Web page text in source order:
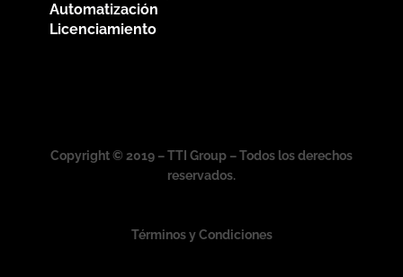
Automatización
Licenciamiento
Copyright © 2019 – TTI Group – Todos los derechos
reservados.
Términos y Condiciones